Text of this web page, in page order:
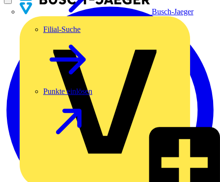
Busch-Jaeger
Filial-Suche
Punkte einlösen